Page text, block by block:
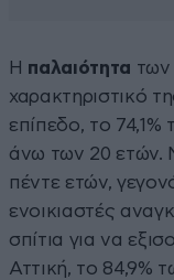
Η παλαιότητα των
χαρακτηριστικό
επίπεδο, το
άνω των 20 ετών.
πέντε ετών,
ενοικιαστές
σπίτια για να
Αττική, το 84,9%